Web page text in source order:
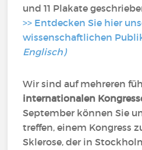
und 11 Plakate
>> Entdecken Sie hier
wissenschaftlichen
Englisch)
Wir sind auf mehreren
internationalen
September können Sie
treffen, einem Kongress
Sklerose, der in